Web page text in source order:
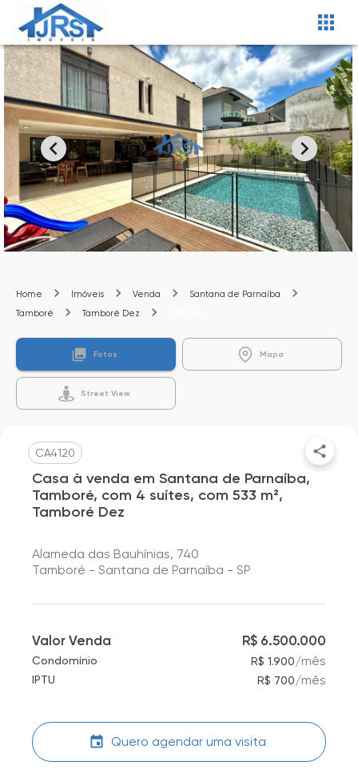
Home Imóveis Venda
Santana de Parnaíba
Tamboré
Tamboré Dez
Fotos Mapa
Street View
CA4120
Casa à venda em Santana de Parnaíba,
Tamboré, com 4 suítes, com 533 m²,
Tamboré Dez
Alameda das Bauhínias, 740
Tamboré - Santana de Parnaíba - SP
Valor Venda R$ 6.500.000
Condomínio R$ 1.900/mês
IPTU R$ 700/mês
Quero agendar uma visita